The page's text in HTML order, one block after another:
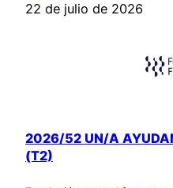
22 de julio de 2026
2026/52 UN/A
(T2)